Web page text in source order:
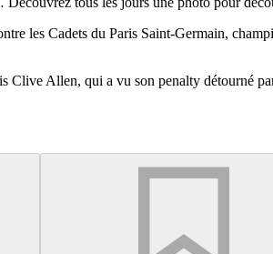
les Cadets du Paris Saint-Germain,
Clive Allen, qui a vu son penalty détourné